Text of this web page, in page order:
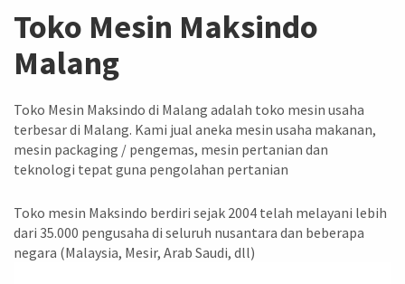
Toko Mesin Maksindo
Malang
Toko Mesin Maksindo di Malang adalah toko mesin usaha
terbesar di Malang. Kami jual aneka mesin usaha makanan,
mesin packaging / pengemas, mesin pertanian dan
teknologi tepat guna pengolahan pertanian
Toko mesin Maksindo berdiri sejak 2004 telah melayani lebih
dari 35.000 pengusaha di seluruh nusantara dan beberapa
negara (Malaysia, Mesir, Arab Saudi, dll)